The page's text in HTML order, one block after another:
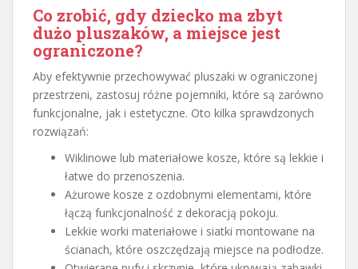
Co zrobić, gdy dziecko ma zbyt
dużo pluszaków, a miejsce jest
ograniczone?
Aby efektywnie przechowywać pluszaki w ograniczonej
przestrzeni, zastosuj różne pojemniki, które są zarówno
funkcjonalne, jak i estetyczne. Oto kilka sprawdzonych
rozwiązań:
Wiklinowe lub materiałowe kosze, które są lekkie i
łatwe do przenoszenia.
Ażurowe kosze z ozdobnymi elementami, które
łączą funkcjonalność z dekoracją pokoju.
Lekkie worki materiałowe i siatki montowane na
ścianach, które oszczędzają miejsce na podłodze.